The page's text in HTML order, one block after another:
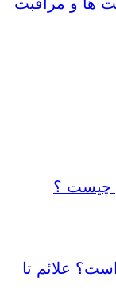
چیست ؟
علائم تا